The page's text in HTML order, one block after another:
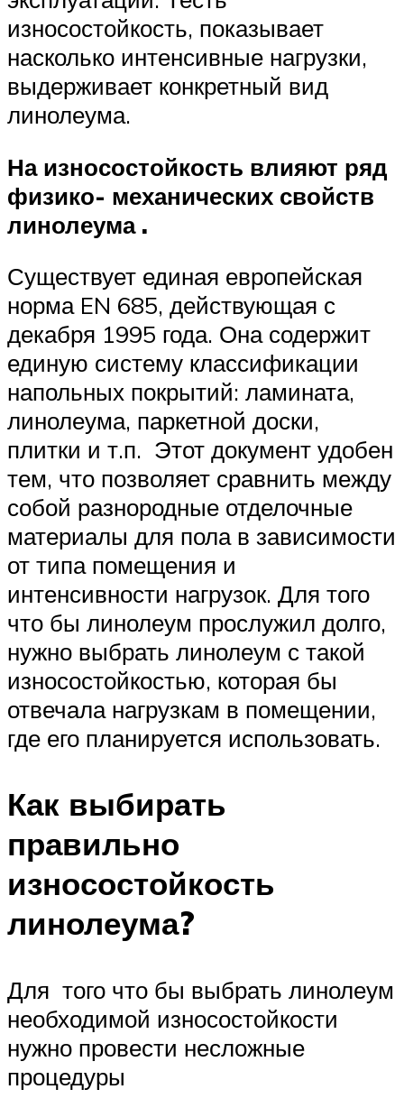
износостойкость, показывает
насколько интенсивные нагрузки,
выдерживает конкретный вид
линолеума.
На износостойкость влияют ряд
физико- механических свойств
линолеума .
Существует единая европейская
норма EN 685, действующая с
декабря 1995 года. Она содержит
единую систему классификации
напольных покрытий: ламината,
линолеума, паркетной доски,
плитки и т.п. Этот документ удобен
тем, что позволяет сравнить между
собой разнородные отделочные
материалы для пола в зависимости
от типа помещения и
интенсивности нагрузок. Для того
что бы линолеум прослужил долго,
нужно выбрать линолеум с такой
износостойкостью, которая бы
отвечала нагрузкам в помещении,
где его планируется использовать.
Как выбирать
правильно
износостойкость
линолеума?
Для того что бы выбрать линолеум
необходимой износостойкости
нужно провести несложные
процедуры